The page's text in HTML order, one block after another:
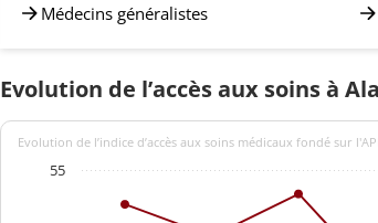
Médecins généralistes
Evolution de l’accès aux soins à
Evolution de l’indice d’accès aux soins médicaux fondé sur
55